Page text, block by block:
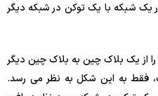
شبکه با یک توکن در شبکه دیگر
از یک بلاک چین به بلاک چین دیگر
فقط به این شکل به نظر می رسد.